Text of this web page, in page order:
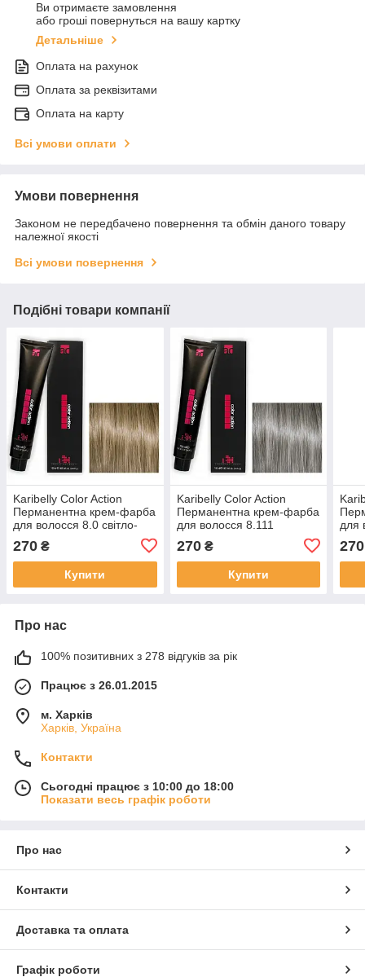
Ви отримаєте замовлення
або гроші повернуться на вашу картку
Детальніше
Оплата на рахунок
Оплата за реквізитами
Оплата на карту
Всі умови оплати
Умови повернення
Законом не передбачено повернення та обмін даного товару
належної якості
Всі умови повернення
Подібні товари компанії
Karibelly Color Action
Перманентна крем-фарба
для волосся 8.0 свiтло-
270 ₴
Купити
Karibelly Color Action
Перманентна крем-фарба
для волосся 8.111
попелястий блонд 100 мл
270₴
Купити
для
270
Про нас
100% позитивних з 278 відгуків за рік
Працює з 26.01.2015
м. Харків
Харків, Україна
Контакти
Сьогодні працює з 10:00 до 18:00
Показати весь графік роботи
Про нас
Контакти
Доставка та оплата
Графік роботи